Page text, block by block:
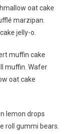
oat cake
marzipan.
jelly-o.
muffin cake
muffin. Wafer
oat cake
lemon drops
roll gummi bears.